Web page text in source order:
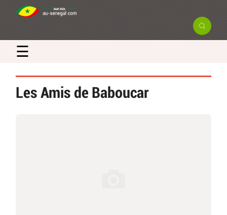
☰
Les Amis de Baboucar